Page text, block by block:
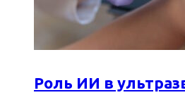
Роль ИИ в